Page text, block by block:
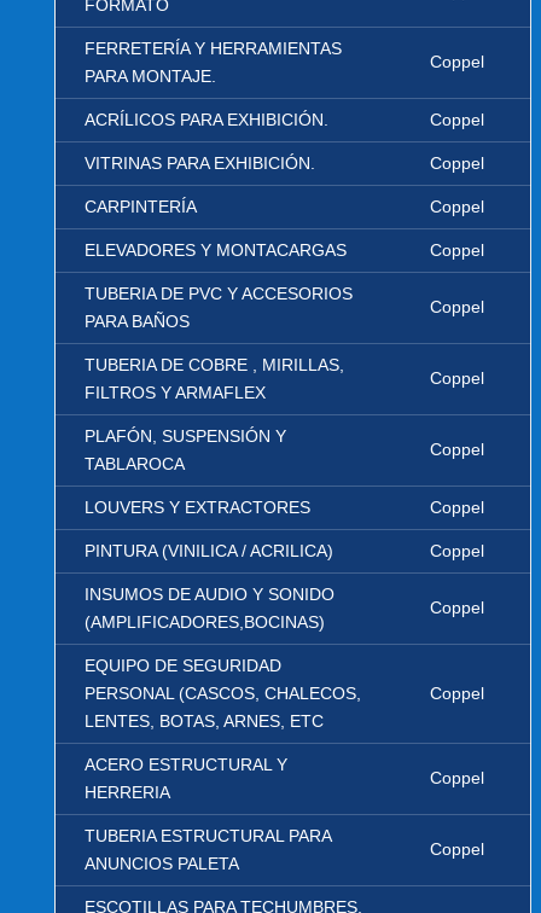
FORMATO
FERRETERÍA Y HERRAMIENTAS
PARA MONTAJE.
Coppel
ACRÍLICOS PARA EXHIBICIÓN. Coppel
VITRINAS PARA EXHIBICIÓN. Coppel
CARPINTERÍA Coppel
ELEVADORES Y MONTACARGAS Coppel
TUBERIA DE PVC Y ACCESORIOS
PARA BAÑOS
Coppel
TUBERIA DE COBRE , MIRILLAS,
FILTROS Y ARMAFLEX
Coppel
PLAFÓN, SUSPENSIÓN Y
TABLAROCA
Coppel
LOUVERS Y EXTRACTORES Coppel
PINTURA (VINILICA / ACRILICA) Coppel
INSUMOS DE AUDIO Y SONIDO
(AMPLIFICADORES,BOCINAS)
Coppel
EQUIPO DE SEGURIDAD
PERSONAL (CASCOS, CHALECOS,
LENTES, BOTAS, ARNES, ETC
Coppel
ACERO ESTRUCTURAL Y
HERRERIA
Coppel
TUBERIA ESTRUCTURAL PARA
ANUNCIOS PALETA
Coppel
ESCOTILLAS PARA TECHUMBRES,